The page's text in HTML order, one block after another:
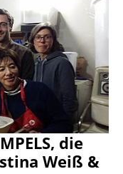
die
Weiß &